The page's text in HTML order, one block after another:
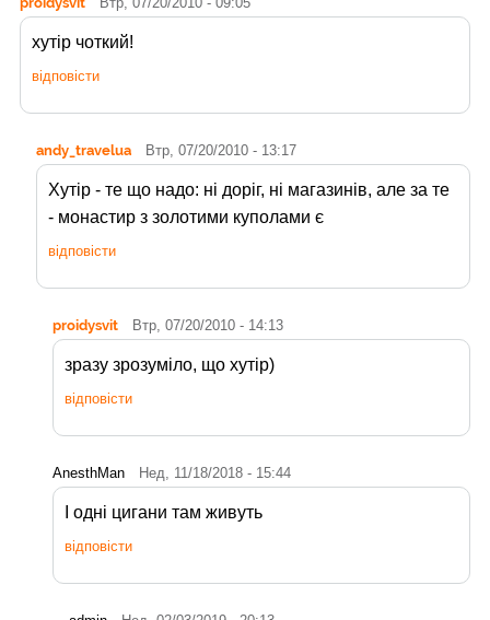
хутір чоткий!
відповісти
andy_travelua Втр, 07/20/2010 - 13:17
Хутір - те що надо: ні доріг, ні магазинів, але за те
- монастир з золотими куполами є
відповісти
proidysvit Втр, 07/20/2010 - 14:13
зразу зрозуміло, що хутір)
відповісти
AnesthMan Нед, 11/18/2018 - 15:44
І одні цигани там живуть
відповісти